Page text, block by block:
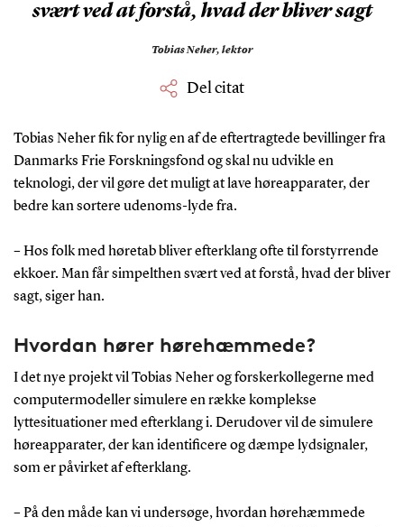
svært ved at forstå, hvad der bliver sagt
Tobias Neher, lektor
Del citat
Tobias Neher fik for nylig en af de eftertragtede bevillinger fra
Danmarks Frie Forskningsfond og skal nu udvikle en
teknologi, der vil gøre det muligt at lave høreapparater, der
bedre kan sortere udenoms-lyde fra.
– Hos folk med høretab bliver efterklang ofte til forstyrrende
ekkoer. Man får simpelthen svært ved at forstå, hvad der bliver
sagt, siger han.
Hvordan hører hørehæmmede?
I det nye projekt vil Tobias Neher og forskerkollegerne med
computermodeller simulere en række komplekse
lyttesituationer med efterklang i. Derudover vil de simulere
høreapparater, der kan identificere og dæmpe lydsignaler,
som er påvirket af efterklang.
– På den måde kan vi undersøge, hvordan hørehæmmede